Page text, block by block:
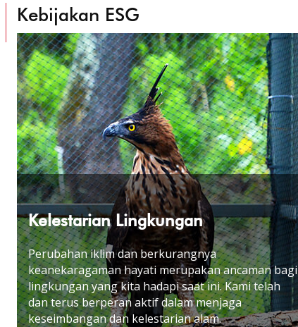
Kebijakan ESG
Kelestarian Lingkungan
Perubahan iklim dan berkurangnya
keanekaragaman hayati merupakan ancaman bagi
lingkungan yang kita hadapi saat ini. Kami telah
dan terus berperan aktif dalam menjaga
keseimbangan dan kelestarian alam.